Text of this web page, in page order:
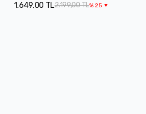
2.199,00 TL%25
1.649,00 TL